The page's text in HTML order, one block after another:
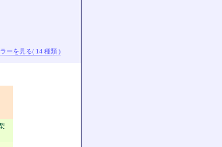
ーを見る( 14 種類 )